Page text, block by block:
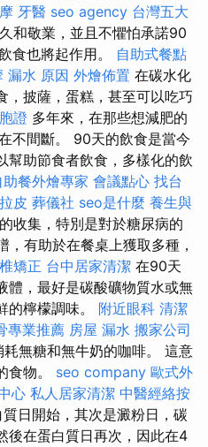
牙醫 seo agency 台灣五大
和敬業，並且不懼怕承諾90
食也將起作用。 自助式餐點
漏水 原因 外燴佈置 在碳水化
，披薩，蛋糕，甚至可以吃巧
證 多年來，在那些想減肥的
不間斷。 90天的飲食是當今
幫助節食者飲食，多樣化的飲
助餐外燴專家 會議點心 找台
皮 葬儀社 seo是什麼 養生與
收集，特別是對於糖尿病的
有助於在餐桌上獲取多種，
矯正 台中居家清潔 在90天
體，最好是碳酸礦物質水或無
的檸檬調味。 附近眼科 清潔
專業推薦 房屋 漏水 搬家公司
無糖和無牛奶的咖啡。 這意
食物。 seo company 歐式外
心 私人居家清潔 中醫經絡按
日開始，其次是澱粉日，碳
後在蛋白質日再次，因此在4